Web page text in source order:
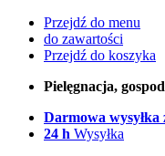
Przejdź do menu
do zawartości
Przejdź do koszyka
Pielęgnacja,
Darmowa wysyłka
24 h Wysyłka